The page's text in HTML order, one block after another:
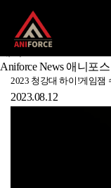
Acodemy News
공지사항
포스뉴스
Aniforce News 애니포
2023 청강대 하이!게임잼
2023.08.12